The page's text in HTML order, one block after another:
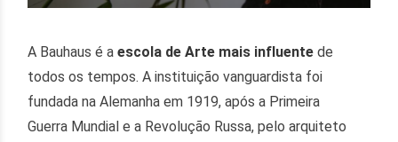
A Bauhaus é aescola de Arte mais influente de
todos os tempos. A instituição vanguardista foi
fundada na Alemanha em 1919, após a Primeira
Guerra Mundial e a Revolução Russa, pelo arquiteto